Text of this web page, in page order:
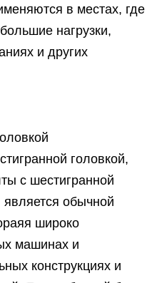
в местах, где
нагрузки,
и других
головкой,
с шестигранной
является обычной
широко
машинах и
конструкциях и